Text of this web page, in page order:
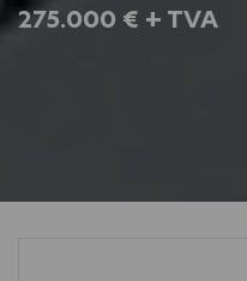
275.000 € + TVA